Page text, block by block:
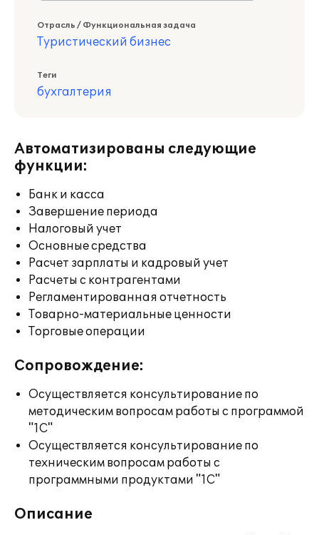
Отрасль / Функциональная задача
Туристический бизнес
Теги
бухгалтерия
Автоматизированы следующие
функции:
Банк и касса
Завершение периода
Налоговый учет
Основные средства
Расчет зарплаты и кадровый учет
Расчеты с контрагентами
Регламентированная отчетность
Товарно-материальные ценности
Торговые операции
Сопровождение:
Осуществляется консультирование по
методическим вопросам работы с программой
"1С"
Осуществляется консультирование по
техническим вопросам работы с
программными продуктами "1С"
Описание